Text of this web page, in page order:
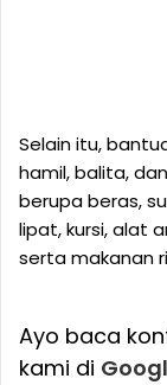
Selain itu,
hamil, balita,
berupa beras,
lipat, kursi, alat
serta makanan
Ayo baca
kami di